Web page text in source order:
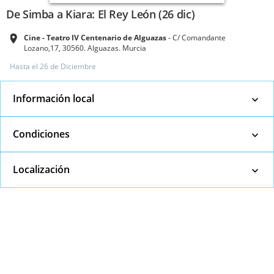
De Simba a Kiara: El Rey León (26 dic)
Cine - Teatro IV Centenario de Alguazas C/ Comandante
Lozano,17, 30560. Alguazas. Murcia
Hasta el 26 de Diciembre
Información local
Condiciones
Localización